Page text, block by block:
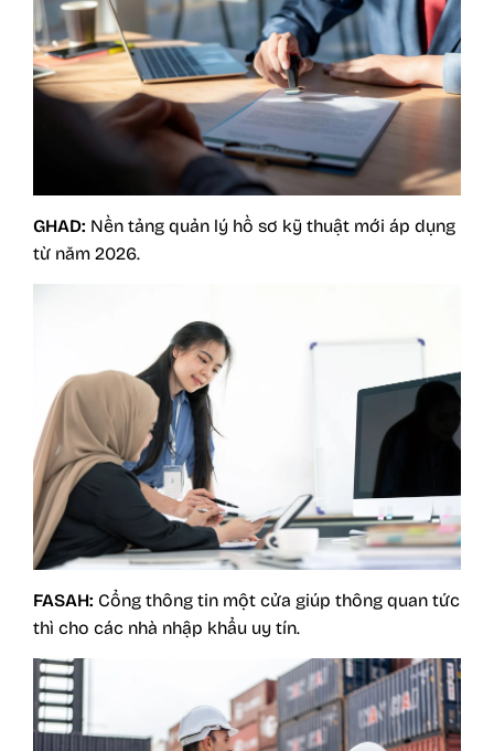
GHAD: Nền tảng quản lý hồ sơ kỹ thuật mới áp dụng
từ năm 2026.
FASAH: Cổng thông tin một cửa giúp thông quan tức
thì cho các nhà nhập khẩu uy tín.